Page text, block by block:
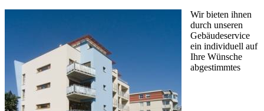
Wir bieten ihnen
durch unseren
Gebäudeservice
ein individuell auf
Ihre Wünsche
abgestimmtes